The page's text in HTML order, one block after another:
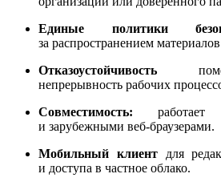
Единые политики
за распространением
Отказоустойчивость
непрерывность рабочих
Совместимость: работает
и зарубежными веб-браузерами.
Мобильный клиент для
и доступа в частное облако.